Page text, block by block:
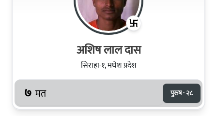
अशिष लाल दास
सिराहा-१, मधेश प्रदेश
७ मत पुरुष · २८